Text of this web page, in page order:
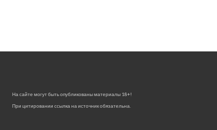
На сайте могут быть опубликованы материалы 18+!
При цитировании ссылка на источник обязательна.